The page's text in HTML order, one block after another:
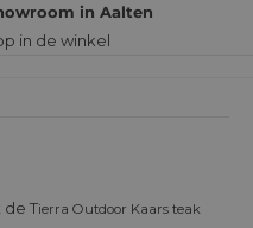
in Aalten
in de winkel
de Tierra Outdoor Kaars teak